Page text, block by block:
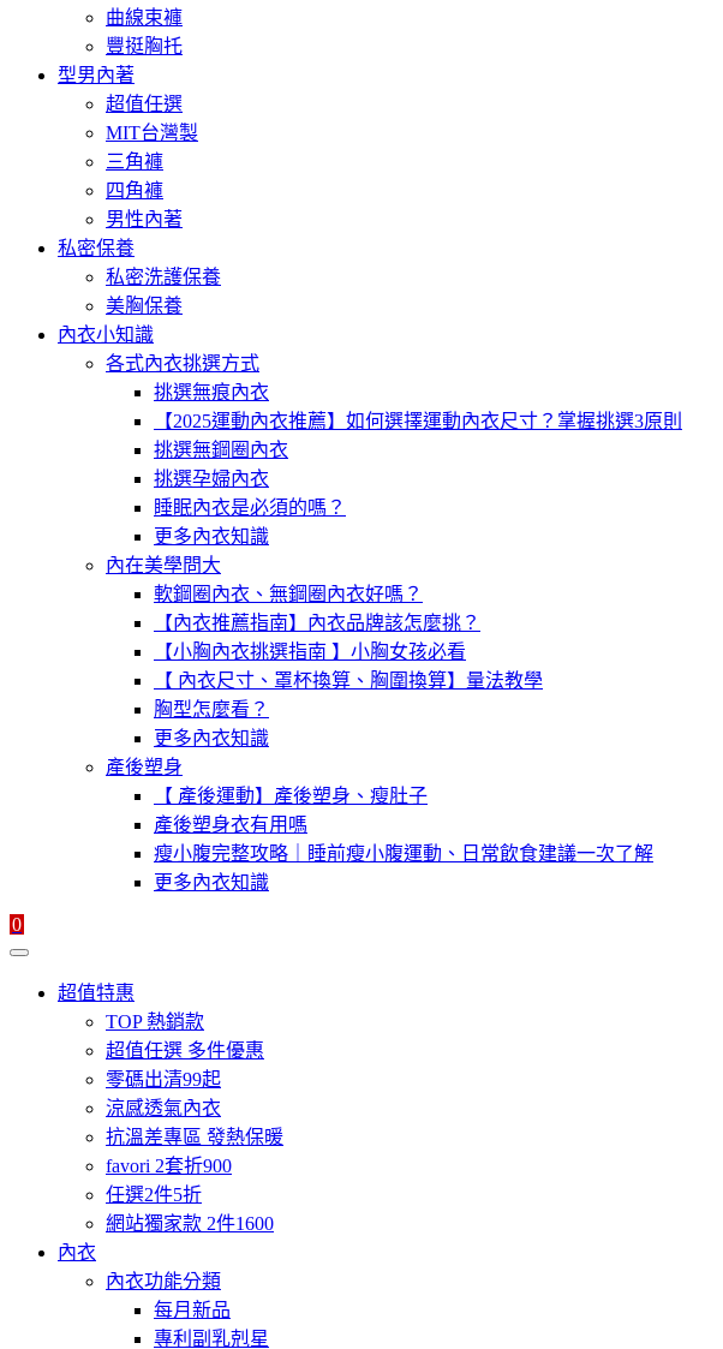
曲線束褲
豐挺胸托
型男內著
超值任選
MIT台灣製
三角褲
四角褲
男性內著
私密保養
私密洗護保養
美胸保養
內衣小知識
各式內衣挑選方式
挑選無痕內衣
【2025運動內衣推薦】如何選擇運動內衣尺寸？掌握挑選3原則
挑選無鋼圈內衣
挑選孕婦內衣
睡眠內衣是必須的嗎？
更多內衣知識
內在美學問大
軟鋼圈內衣、無鋼圈內衣好嗎？
【內衣推薦指南】內衣品牌該怎麼挑？
【小胸內衣挑選指南 】小胸女孩必看
【 內衣尺寸、罩杯換算、胸圍換算】量法教學
胸型怎麼看？
更多內衣知識
產後塑身
【 產後運動】產後塑身、瘦肚子
產後塑身衣有用嗎
瘦小腹完整攻略｜睡前瘦小腹運動、日常飲食建議一次了解
更多內衣知識
0
超值特惠
TOP 熱銷款
超值任選 多件優惠
零碼出清99起
涼感透氣內衣
抗溫差專區 發熱保暖
favori 2套折900
任選2件5折
網站獨家款 2件1600
內衣
內衣功能分類
每月新品
專利副乳剋星